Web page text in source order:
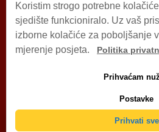
Impressum
© 2009 – 2026
Izjava o privatnosti
Izjava o
Koristim strogo potrebne
sjedište funkcioniralo. Uz vaš
izborne kolačiće za poboljšanje
mjerenje posjeta.
Politika
Prihvaćam
Postavke
Prihvati sve